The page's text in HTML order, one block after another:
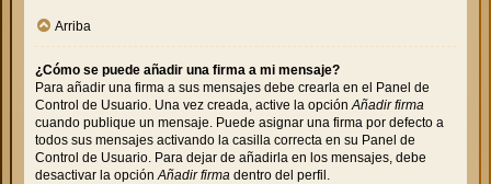
Arriba
¿Cómo se puede añadir una firma a mi mensaje?
Para añadir una firma a sus mensajes debe crearla en el Panel de
Control de Usuario. Una vez creada, active la opción Añadir firma
cuando publique un mensaje. Puede asignar una firma por defecto a
todos sus mensajes activando la casilla correcta en su Panel de
Control de Usuario. Para dejar de añadirla en los mensajes, debe
desactivar la opción Añadir firma dentro del perfil.